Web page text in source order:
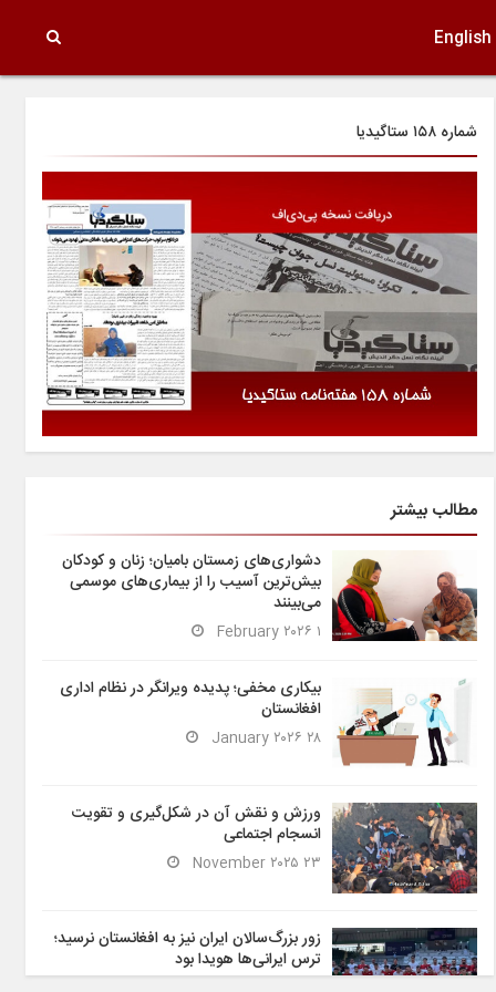
English
شماره ۱۵۸ ستاگیدیا
مطالب بیشتر
دشواری‌های زمستان بامیان؛ زنان و کودکان
بیش‌ترین آسیب را از بیماری‌های موسمی
می‌بینند
۱ February ۲۰۲۶
بیکاری مخفی؛ پدیده ویرانگر در نظام اداری
افغانستان
۲۸ January ۲۰۲۶
ورزش و نقش آن در شکل‌گیری و تقویت
انسجام اجتماعی
۲۳ November ۲۰۲۵
زور بزرگ‌سالان ایران نیز به افغانستان نرسید؛
ترس ایرانی‌ها هویدا بود